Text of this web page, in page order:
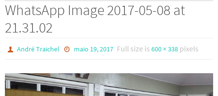
WhatsApp Image 2017-05-08 at
21.31.02
André Traichel maio 19, 2017 Full size is 600 × 338pixels